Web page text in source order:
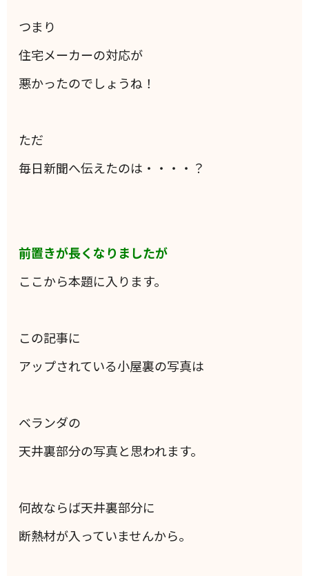
つまり
住宅メーカーの対応が
悪かったのでしょうね！
ただ
毎日新聞へ伝えたのは・・・・？
前置きが長くなりましたが
ここから本題に入ります。
この記事に
アップされている小屋裏の写真は
ベランダの
天井裏部分の写真と思われます。
何故ならば天井裏部分に
断熱材が入っていませんから。